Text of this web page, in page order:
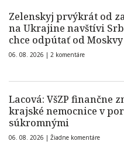
Zelenskyj prvýkrát od
na Ukrajine navštívi
chce odpútať od Moskvy
06. 08. 2026 | 2 komentáre
Lacová: VšZP finančne
krajské nemocnice v
súkromnými
06. 08. 2026 | Žiadne komentáre